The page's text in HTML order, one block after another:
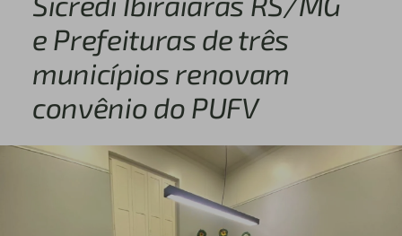
e Prefeituras de três
municípios renovam
convênio do PUFV